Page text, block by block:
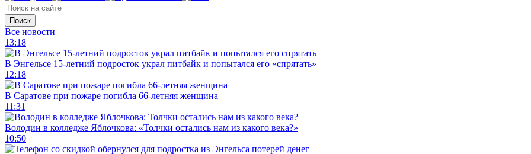
Поиск
Все новости
13:18
В Энгельсе 15-летний подросток украл питбайк и попытался его «спрятать»
12:18
В Саратове при пожаре погибла 66-летняя женщина
11:31
Володин в колледже Яблочкова: «Толчки остались нам из какого века?»
10:50